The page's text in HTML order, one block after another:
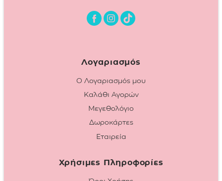
Λογαριασμός
Ο Λογαριασμός μου
Καλάθι Αγορών
Μεγεθολόγιο
Δωροκάρτες
Εταιρεία
Χρήσιμες Πληροφορίες